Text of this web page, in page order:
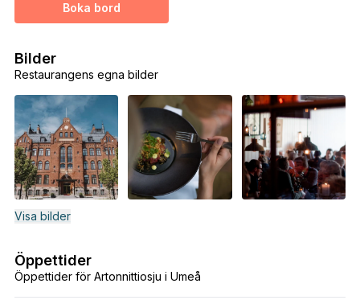
Boka bord
Restaurangens egna bilder
Bilder
Visa bilder
Öppettider för Artonnittiosju i Umeå
Öppettider